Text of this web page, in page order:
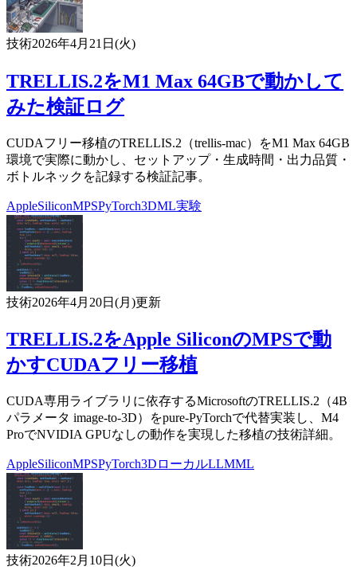
技術2026年4月21日(火)
TRELLIS.2をM1 Max 64GBで動かして
みた検証ログ
CUDAフリー移植のTRELLIS.2（trellis-mac）をM1 Max 64GB
環境で実際に動かし、セットアップ・生成時間・出力品質・
ボトルネックを記録する検証記事。
AppleSiliconMPSPyTorch3DML実験
技術2026年4月20日(月)更新
TRELLIS.2をApple SiliconのMPSで動
かすCUDAフリー移植
CUDA専用ライブラリに依存するMicrosoftのTRELLIS.2（4B
パラメータ image-to-3D）をpure-PyTorchで代替実装し、M4
ProでNVIDIA GPUなしの動作を実現した移植の技術詳細。
AppleSiliconMPSPyTorch3D ローカルLLMML
技術2026年2月10日(火)